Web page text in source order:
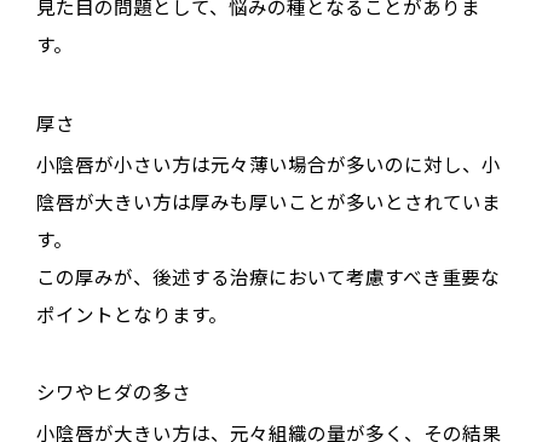
見た目の問題として、悩みの種となることがありま
す。
厚さ
小陰唇が小さい方は元々薄い場合が多いのに対し、小
陰唇が大きい方は厚みも厚いことが多いとされていま
す。
この厚みが、後述する治療において考慮すべき重要な
ポイントとなります。
シワやヒダの多さ
小陰唇が大きい方は、元々組織の量が多く、その結果